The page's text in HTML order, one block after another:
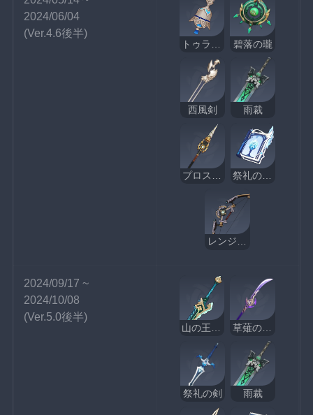
2024/06/04
(Ver.4.6後半)
碧落の瓏
西風剣 雨裁
プロスペクタードリル 祭礼の断片
レンジゲージ
2024/09/17 ~
2024/10/08
(Ver.5.0後半)
草薙の稲光
祭礼の剣 雨裁